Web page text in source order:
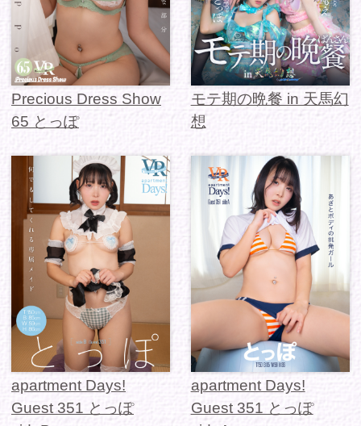
apartment Days!
Guest 351 とっぽ
apartment Days!
Guest 351 とっぽ
1 / 1
シリーズから選ぶ